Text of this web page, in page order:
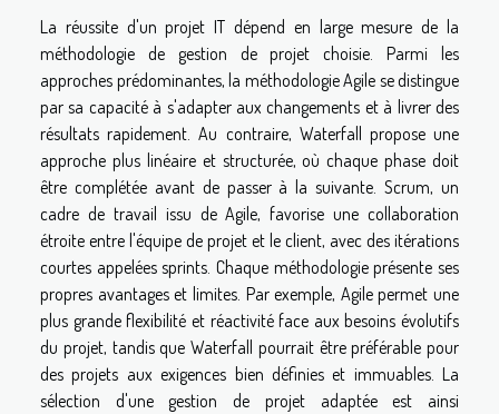
La réussite d'un projet IT dépend en large mesure de la
méthodologie de gestion de projet choisie. Parmi les
approches prédominantes, la méthodologie Agile se distingue
par sa capacité à s'adapter aux changements et à livrer des
résultats rapidement. Au contraire, Waterfall propose une
approche plus linéaire et structurée, où chaque phase doit
être complétée avant de passer à la suivante. Scrum, un
cadre de travail issu de Agile, favorise une collaboration
étroite entre l'équipe de projet et le client, avec des itérations
courtes appelées sprints. Chaque méthodologie présente ses
propres avantages et limites. Par exemple, Agile permet une
plus grande flexibilité et réactivité face aux besoins évolutifs
du projet, tandis que Waterfall pourrait être préférable pour
des projets aux exigences bien définies et immuables. La
sélection d'une gestion de projet adaptée est ainsi